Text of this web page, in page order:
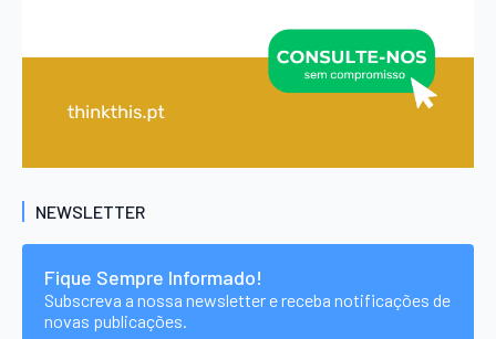
NEWSLETTER
Fique Sempre Informado!
Subscreva a nossa newsletter e receba notificações de
novas publicações.